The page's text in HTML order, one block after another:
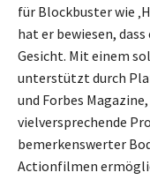
für Blockbuster wie
hat er bewiesen,
Gesicht. Mit einem
unterstützt durch
und Forbes
vielversprechende
bemerkenswerter
Actionfilmen